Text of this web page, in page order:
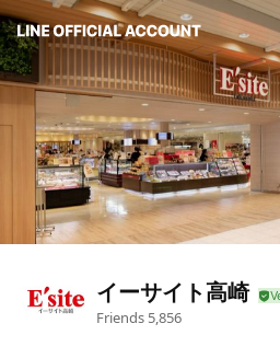
イーサイト高崎
Friends 5,856